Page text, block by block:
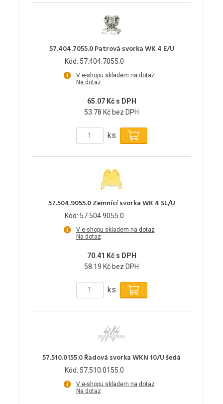
57.404.7055.0 Patrová svorka WK 4 E/U
Kód: 57.404.7055.0
V e-shopu skladem na dotaz
Na dotaz
65.07 Kč s DPH
53.78 Kč bez DPH
ks
57.504.9055.0 Zemnící svorka WK 4 SL/U
Kód: 57.504.9055.0
V e-shopu skladem na dotaz
Na dotaz
70.41 Kč s DPH
58.19 Kč bez DPH
ks
57.510.0155.0 Řadová svorka WKN 10/U šedá
Kód: 57.510.0155.0
V e-shopu skladem na dotaz
Na dotaz